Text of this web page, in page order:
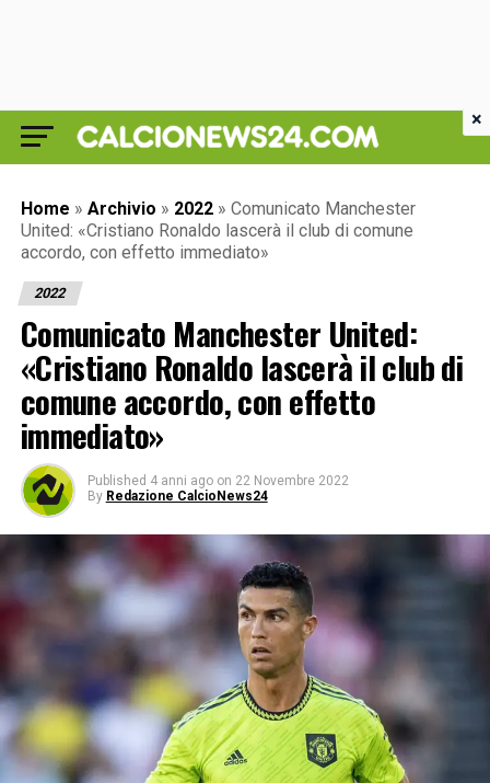
Home » Archivio » 2022 » Comunicato Manchester
United: «Cristiano Ronaldo lascerà il club di comune
accordo, con effetto immediato»
2022
Comunicato Manchester United:
«Cristiano Ronaldo lascerà il club di
comune accordo, con effetto
immediato»
Published 4 anni ago on 22 Novembre 2022
By Redazione CalcioNews24
×